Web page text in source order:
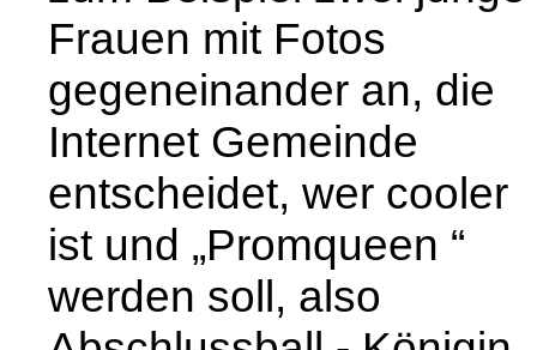
Frauen mit Fotos
gegeneinander an, die
Internet Gemeinde
entscheidet, wer cooler
ist und „Promqueen “
werden soll, also